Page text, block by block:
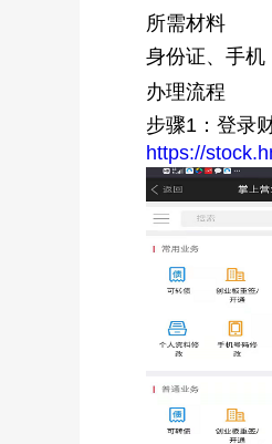
所需材料
身份证、手机
办理流程
步骤1：登录
https://